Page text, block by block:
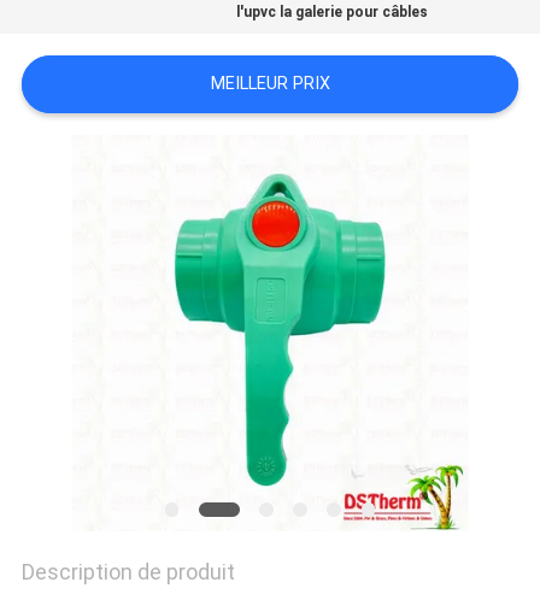
DU
SITE
l'upvc la galerie pour câbles
MEILLEUR PRIX
Description de produit